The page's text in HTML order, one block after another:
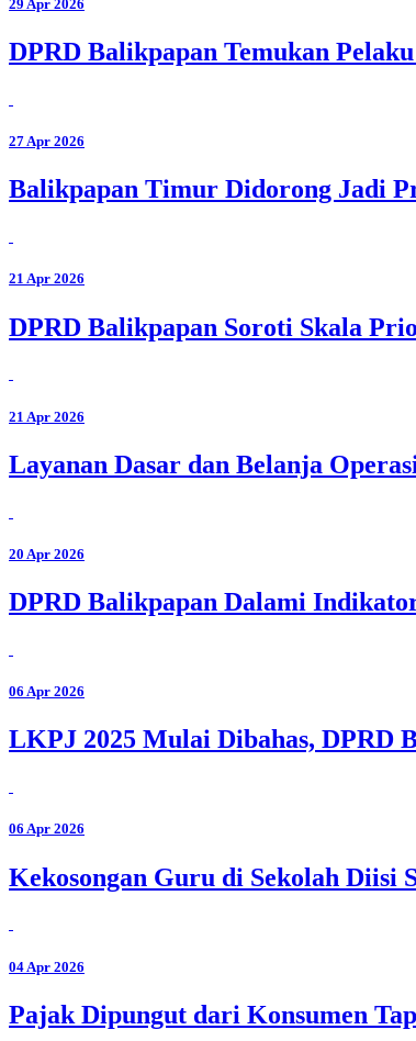
29 Apr 2026
DPRD Balikpapan Temukan
27 Apr 2026
Balikpapan Timur Didorong Jadi
21 Apr 2026
DPRD Balikpapan Soroti Skala
21 Apr 2026
Layanan Dasar dan Belanja
20 Apr 2026
DPRD Balikpapan Dalami
06 Apr 2026
LKPJ 2025 Mulai Dibahas, DPRD
06 Apr 2026
Kekosongan Guru di Sekolah Diisi
04 Apr 2026
Pajak Dipungut dari Konsumen